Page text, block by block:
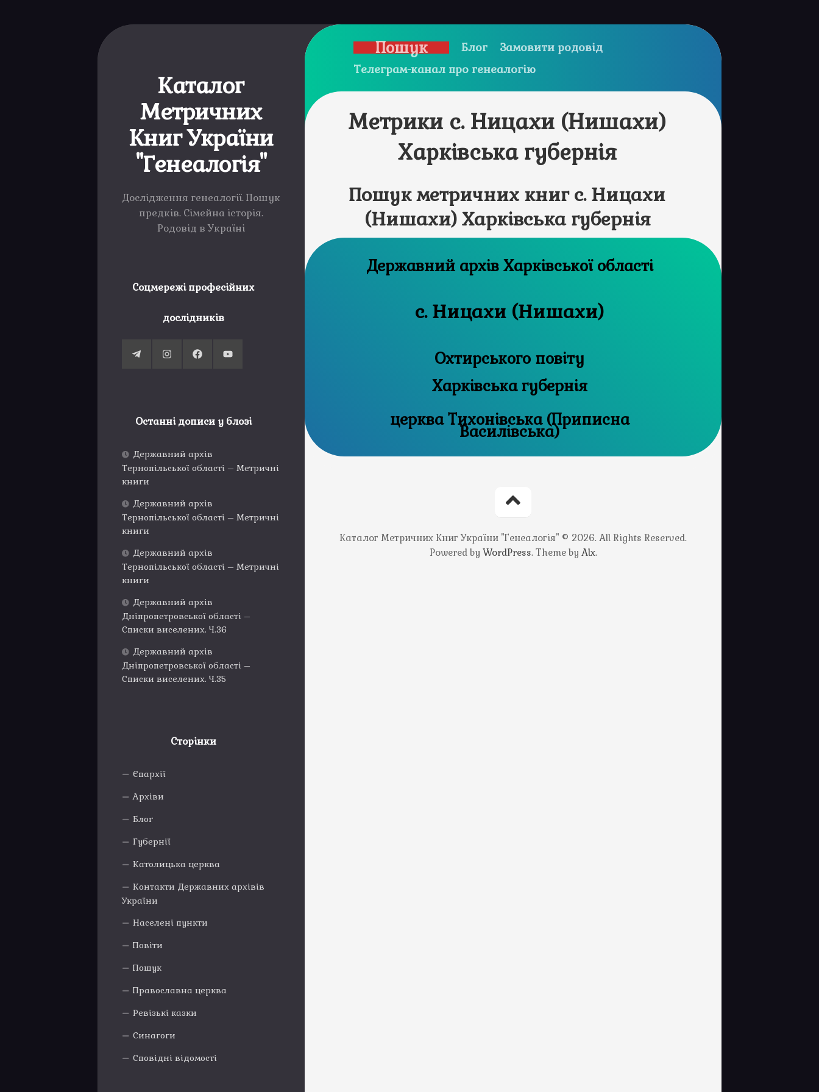
Каталог
Метричних
Книг України
"Генеалогія"
Дослідження генеалогії. Пошук
предків. Сімейна історія.
Родовід в Україні
Соцмережі професійних
дослідників
Останні дописи у блозі
Державний архів
Тернопільської області – Метричні
книги
Державний архів
Тернопільської області – Метричні
книги
Державний архів
Тернопільської області – Метричні
книги
Державний архів
Дніпропетровської області –
Списки виселених. Ч.36
Державний архів
Дніпропетровської області –
Списки виселених. Ч.35
Сторінки
Єпархії
Архіви
Блог
Губернії
Католицька церква
Контакти Державних архівів
України
Населені пункти
Повіти
Пошук
Православна церква
Ревізькі казки
Синагоги
Сповідні відомості
Пошук Блог
Замовити родовід
Телеграм-канал про генеалогію
Метрики с. Ницахи (Нишахи)
Харківська губернія
Пошук метричних книг с. Ницахи
(Нишахи) Харківська губернія
Державний архів Харківської області
с. Ницахи (Нишахи)
Охтирського повіту
Харківська губернія
церква Тихонівська (Приписна
Василівська)
Каталог Метричних Книг України "Генеалогія" © 2026. All Rights Reserved.
Powered by WordPress. Theme by Alx.